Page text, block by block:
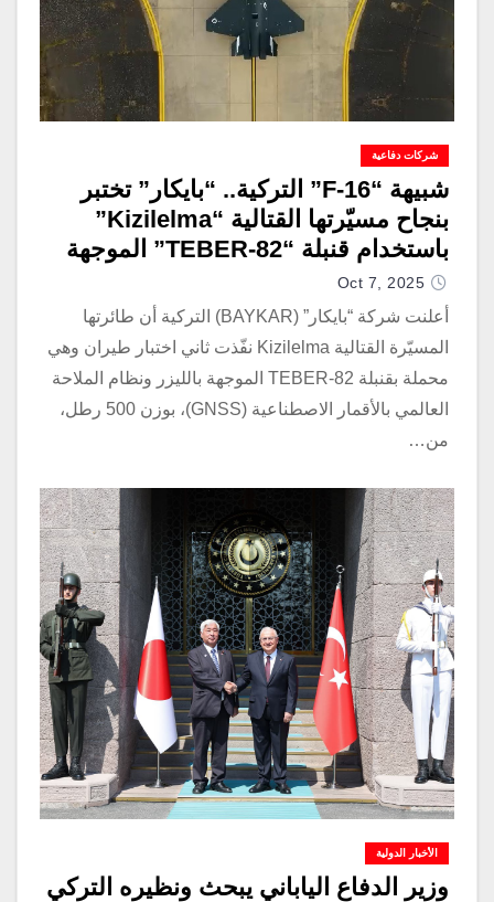
شركات دفاعية
شبيهة “F-16” التركية.. “بايكار” تختبر
بنجاح مسيّرتها القتالية “Kizilelma”
باستخدام قنبلة “TEBER-82” الموجهة
بالليزر من “روكيتسان”
Oct 7, 2025
أعلنت شركة “بايكار” (BAYKAR) التركية أن طائرتها
المسيّرة القتالية Kizilelma نفّذت ثاني اختبار طيران وهي
محملة بقنبلة TEBER-82 الموجهة بالليزر ونظام الملاحة
العالمي بالأقمار الاصطناعية (GNSS)، بوزن 500 رطل،
من…
الأخبار الدولية
وزير الدفاع الياباني يبحث ونظيره التركي